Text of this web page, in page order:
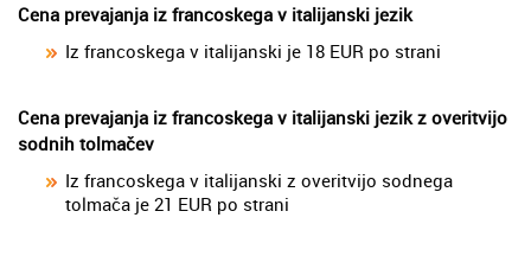
Cena prevajanja iz francoskega v italijanski jezik
Iz francoskega v italijanski je 18 EUR po strani
Cena prevajanja iz francoskega v italijanski jezik z overitvijo
sodnih tolmačev
Iz francoskega v italijanski z overitvijo sodnega
tolmača je 21 EUR po strani